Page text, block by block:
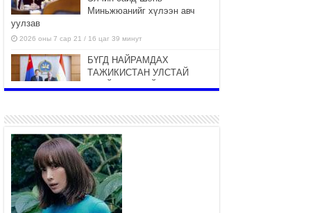
Миньжюанийг хүлээн авч
уулзав
2026 оны 7 сар 21 / 16 цаг 39 минут
БҮГД НАЙРАМДАХ
ТАЖИКИСТАН УЛСТАЙ
26,992 суралцагч хотхоны бага
сургуульд, 8100 суралцагч
төрөлжсөн ахлах сургуульд
суралцана
2026 оны 7 сар 21 / 13 цаг 43 минут
COP17 хурлын үеэрх замын